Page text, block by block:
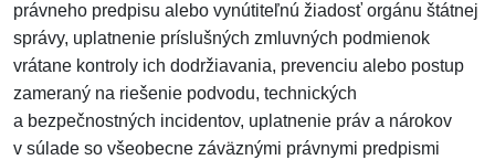
právneho predpisu alebo vynútiteľnú žiadosť orgánu štátnej
správy, uplatnenie príslušných zmluvných podmienok
vrátane kontroly ich dodržiavania, prevenciu alebo postup
zameraný na riešenie podvodu, technických
a bezpečnostných incidentov, uplatnenie práv a nárokov
v súlade so všeobecne záväznými právnymi predpismi